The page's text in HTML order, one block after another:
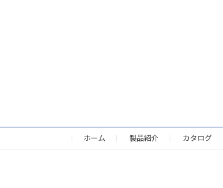
ホーム 製品紹介 カタログ